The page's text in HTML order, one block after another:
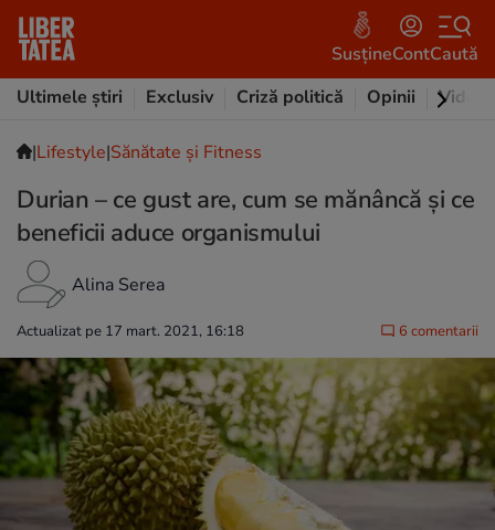
SusțineContCaută
Ultimele știri
Exclusiv Criză politică Opinii Video
|Lifestyle|Sănătate și Fitness
Durian – ce gust are, cum se mănâncă și ce
beneficii aduce organismului
Alina Serea
Actualizat pe 17 mart. 2021, 16:18 6 comentarii